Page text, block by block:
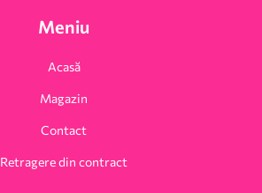
Meniu
Acasă
Magazin
Contact
Retragere din contract